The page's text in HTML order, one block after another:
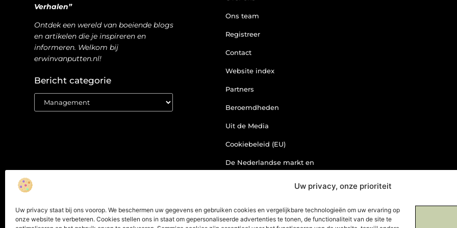
Uw privacy, onze prioriteit
Uw privacy staat bij ons voorop. We beschermen uw gegevens en gebruiken cookies en vergelijkbare technologieën om uw ervaring op
onze website te verbeteren. Cookies stellen ons in staat om gepersonaliseerde advertenties te tonen, de functionaliteit van de site te
Verhalen”
Ontdek een wereld van boeiende blogs
en artikelen die je inspireren en
informeren. Welkom bij
erwinvanputten.nl!
Bericht categorie
Ons team
Registreer
Contact
Website index
Partners
Beroemdheden
Uit de Media
Cookiebeleid (EU)
De Nederlandse markt en
backlinks: een slimme zet of
inkomstenbron: droom of
haalbare realiteit?